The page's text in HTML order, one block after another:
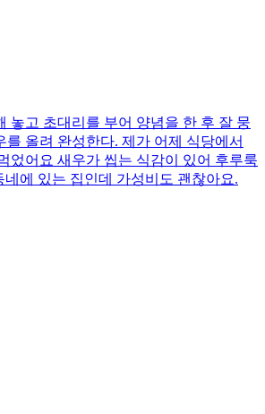
놓고 초대리를 부어 양념을 한 후 잘 뭉
를 올려 완성한다. 제가 어제 식당에서
었어요 새우가 씹는 식감이 있어 후루룩
에 있는 집인데 가성비도 괜찮아요.